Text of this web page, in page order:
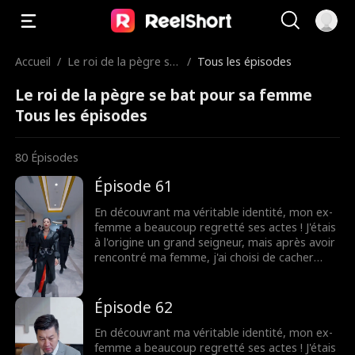
Accueil / Le roi de la pègre se
/ Tous les épisodes
Le roi de la pègre se bat pour sa femme
Tous les épisodes
80 Épisodes
Épisode 61
En découvrant ma véritable identité, mon ex-
femme a beaucoup regretté ses actes ! J'étais
à l'origine un grand seigneur, mais après avoir
rencontré ma femme, j'ai choisi de cacher
anniversaire de mariage, alors que j'attendais
avec impatience, elle fêtait l'anniversaire d'un
autre dans une maison riche ! Incapable de la
tolérer plus longtemps, j'ai divorcé. Plus tard,
Épisode 62
En découvrant ma véritable identité, mon ex-
femme a beaucoup regretté ses actes ! J'étais